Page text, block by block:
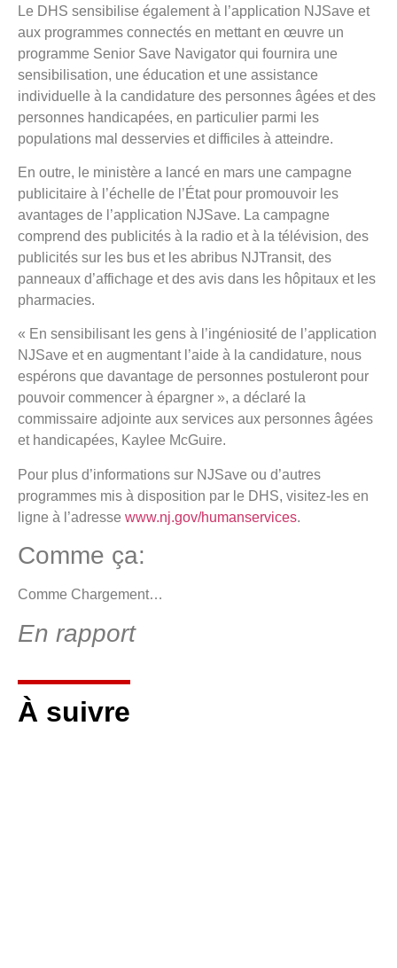
Le DHS sensibilise également à l’application NJSave et
aux programmes connectés en mettant en œuvre un
programme Senior Save Navigator qui fournira une
sensibilisation, une éducation et une assistance
individuelle à la candidature des personnes âgées et des
personnes handicapées, en particulier parmi les
populations mal desservies et difficiles à atteindre.
En outre, le ministère a lancé en mars une campagne
publicitaire à l’échelle de l’État pour promouvoir les
avantages de l’application NJSave. La campagne
comprend des publicités à la radio et à la télévision, des
publicités sur les bus et les abribus NJTransit, des
panneaux d’affichage et des avis dans les hôpitaux et les
pharmacies.
« En sensibilisant les gens à l’ingéniosité de l’application
NJSave et en augmentant l’aide à la candidature, nous
espérons que davantage de personnes postuleront pour
pouvoir commencer à épargner », a déclaré la
commissaire adjointe aux services aux personnes âgées
et handicapées, Kaylee McGuire.
Pour plus d’informations sur NJSave ou d’autres
programmes mis à disposition par le DHS, visitez-les en
ligne à l’adresse www.nj.gov/humanservices.
Comme ça:
Comme Chargement…
En rapport
À suivre